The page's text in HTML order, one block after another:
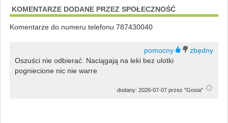
KOMENTARZE DODANE PRZEZ SPOŁECZNOŚĆ
Komentarze do numeru telefonu 787430040
Oszuści nie odbierać. Naciągają na leki bez ulotki
pogniecione nic nie warre
dodany: 2026-07-07 przez "Gosia"